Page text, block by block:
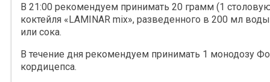
В 21:00 рекомендуем принимать 20 грамм (1
коктейля «LAMINAR mix», разведенного в 200 мл
или сока.
В течение дня рекомендуем принимать 1 монодозу
кордицепса.